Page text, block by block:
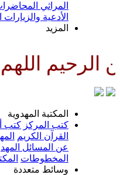
المراثي
الأدعية والزيارات
المزيد
اللهم
المكتبة المهدوية
كتب المركز كتب
القرآن الكريم
عن المسائل
المخطوطات
وسائط متعددة